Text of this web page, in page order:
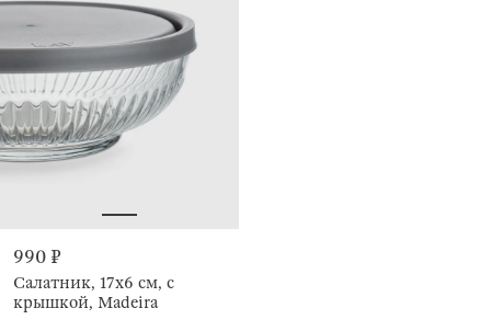
990 ₽
Салатник, 17х6 см, с
крышкой, Madeira